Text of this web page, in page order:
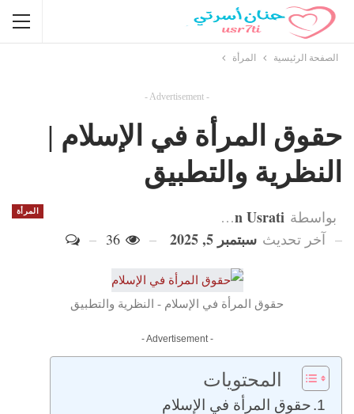
الصفحة الرئيسية المرأة
- Advertisement -
حقوق المرأة في الإسلام |
النظرية والتطبيق
المرأة بواسطة Hanan Usrati
آخر تحديث سبتمبر 5, 2025
حقوق المرأة في الإسلام - النظرية والتطبيق
- Advertisement -
المحتويات
حقوق المرأة في الإسلام